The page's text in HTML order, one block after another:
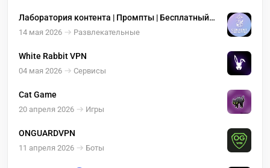
Лаборатория контента | Промпты | Бесплатный
бот
14 мая 2026 Развлекательные
White Rabbit VPN
04 мая 2026 Сервисы
Cat Game
20 апреля 2026 Игры
ONGUARDVPN
11 апреля 2026 Боты